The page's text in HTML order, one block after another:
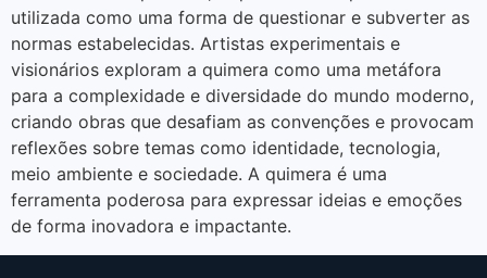
utilizada como uma forma de questionar e subverter as
normas estabelecidas. Artistas experimentais e
visionários exploram a quimera como uma metáfora
para a complexidade e diversidade do mundo moderno,
criando obras que desafiam as convenções e provocam
reflexões sobre temas como identidade, tecnologia,
meio ambiente e sociedade. A quimera é uma
ferramenta poderosa para expressar ideias e emoções
de forma inovadora e impactante.